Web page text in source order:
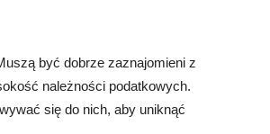
być dobrze zaznajomieni z
należności podatkowych.
się do nich, aby uniknąć